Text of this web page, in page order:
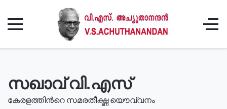
സഖാവ് വി.എസ്
കേരളത്തിൻറെ സമരതീക്ഷ്ണ യൌവ്വനം